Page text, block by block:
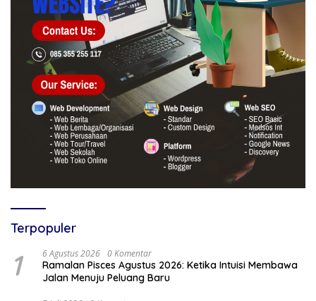
Terpopuler
1 6 Agustus 2026 0 Komentar
Ramalan Pisces Agustus 2026: Ketika Intuisi Membawa
Jalan Menuju Peluang Baru